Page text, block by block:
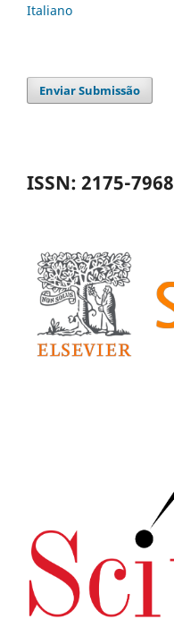
Italiano
Enviar Submissão
ISSN: 2175-7968